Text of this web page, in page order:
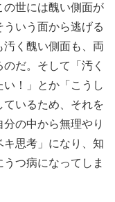
の世には醜い側面が
いう面から逃げる
汚く醜い側面も、両
だ。そして「汚く
！」とか「こうし
いるため、それを
の中から無理やり
思考」になり、知
つ病になってしま